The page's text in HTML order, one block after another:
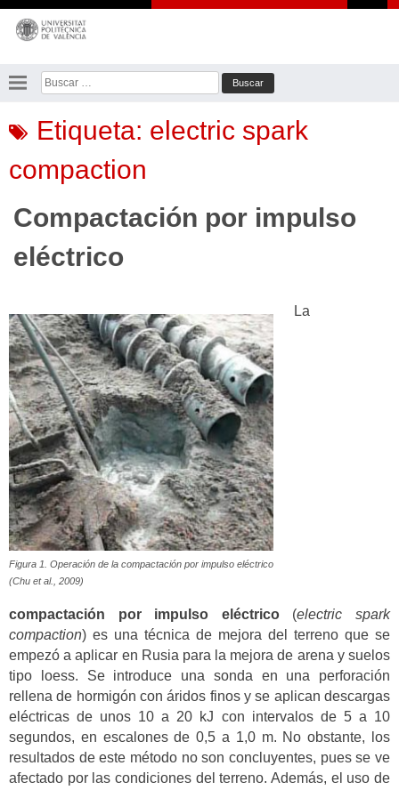
Saltar
contenido
Buscar:
Etiqueta: electric spark
compaction
Compactación por impulso
eléctrico
Figura 1. Operación de la compactación por impulso eléctrico
(Chu et al., 2009)
La
compactación por impulso eléctrico(electric spark
compaction) es una técnica de mejora del terreno que se
empezó a aplicar en Rusia para la mejora de arena y suelos
tipo loess. Se introduce una sonda en una perforación
rellena de hormigón con áridos finos y se aplican descargas
eléctricas de unos 10 a 20 kJ con intervalos de 5 a 10
segundos, en escalones de 0,5 a 1,0 m. No obstante, los
resultados de este método no son concluyentes, pues se ve
afectado por las condiciones del terreno. Además, el uso de